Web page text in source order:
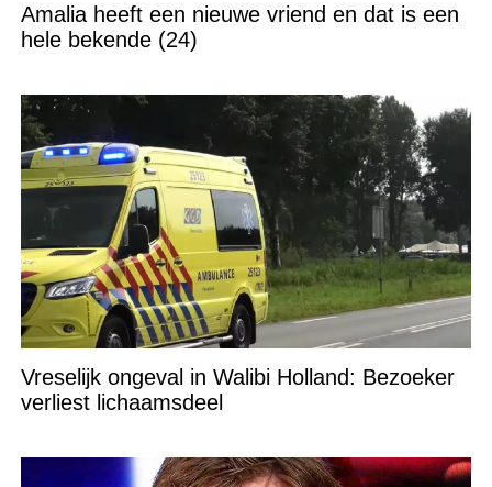
Amalia heeft een nieuwe vriend en dat is een
hele bekende (24)
Vreselijk ongeval in Walibi Holland: Bezoeker
verliest lichaamsdeel